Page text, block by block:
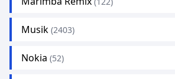
Musik (2403)
Nokia (52)